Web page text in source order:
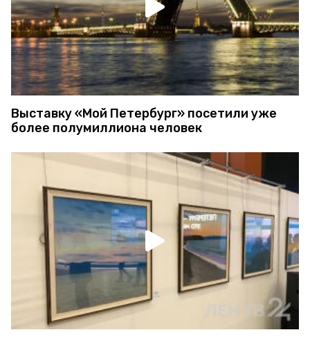
Выставку «Мой Петербург» посетили уже
более полумиллиона человек